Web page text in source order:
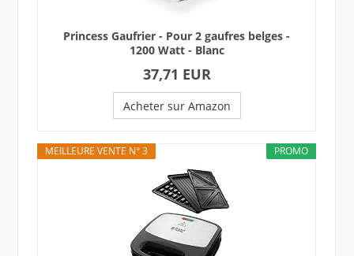
Princess Gaufrier - Pour 2 gaufres belges -
1200 Watt - Blanc
37,71 EUR
Acheter sur Amazon
PROMO
MEILLEURE VENTE N° 3